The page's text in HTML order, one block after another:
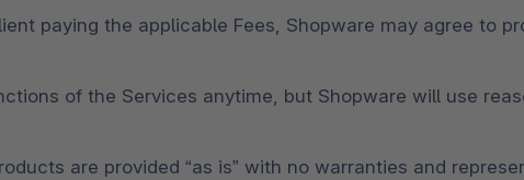
paying the applicable Fees, Shopware may agree to
of the Services anytime, but Shopware will use
are provided “as is” with no warranties and